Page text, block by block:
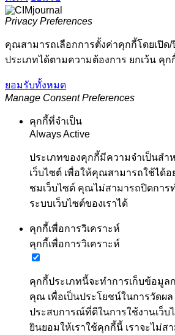
Privacy Preferences
คุณสามารถเลือกการตั้งค่าคุกกี้โดยเปิด
ประเภทได้ตามความต้องการ ยกเว้น คุก
ยอมรับทั้งหมด
Manage Consent Preferences
คุกกี้ที่จำเป็น
Always Active
ประเภทของคุกกี้มีความจำเป็นสำ
เว็บไซต์ เพื่อให้คุณสามารถใช้ได้อ
ชมเว็บไซต์ คุณไม่สามารถปิดการ
ระบบเว็บไซต์ของเราได้
คุกกี้เพื่อการวิเคราะห์
คุกกี้เพื่อการวิเคราะห์
คุกกี้ประเภทนี้จะทำการเก็บข้อมูล
คุณ เพื่อเป็นประโยชน์ในการวัดผ
ประสบการณ์ที่ดีในการใช้งานเว็บ
ยินยอมให้เราใช้คุกกี้นี้ เราจะไม่ส